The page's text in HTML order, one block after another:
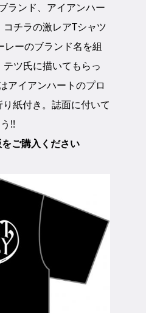
ランド、アイアンハー
チラの激レアTシャツ
ーのブランド名を組
ツ氏に描いてもらっ
アイアンハートのプロ
紙付き。誌面に付いて
!!
ご購入ください